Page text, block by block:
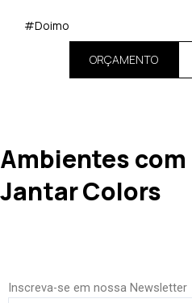
#Doimo
ORÇAMENTO
Ambientes com
Jantar Colors
Inscreva-se em nossa Newsletter